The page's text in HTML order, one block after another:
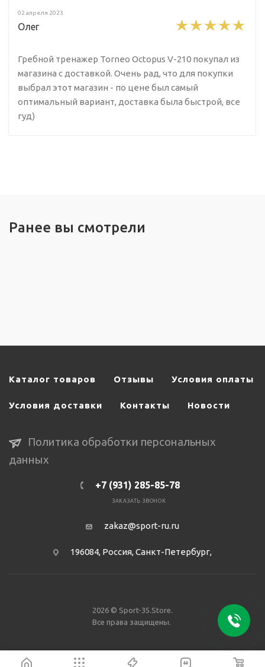
02 апреля 2023
Олег
Гребной тренажер Torneo Octopus V-210 покупал из
магазина с доставкой. Очень рад, что для покупки
выбрал этот магазин - по цене был самый
оптимальный вариант, доставка была быстрой, все
гуд)
Ранее вы смотрели
Каталог товаров Отзывы Условия оплаты
Условия доставки Контакты Новости
Политика обработки персональных
данных
+7 (931) 285-85-78
ЗАКАЗАТЬ ЗВОНОК
zakaz@sport-ru.ru
196084, Россия, Санкт-Петербург,
2026 © Sport-35.Store.
Все права защищены.